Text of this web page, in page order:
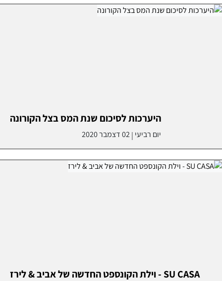
היערכות לסיכום שנת המס בצל הקורונה
יום רביעי |02 דצמבר 2020
SU CASA - וילת הקונספט החדשה של אביב & לירז